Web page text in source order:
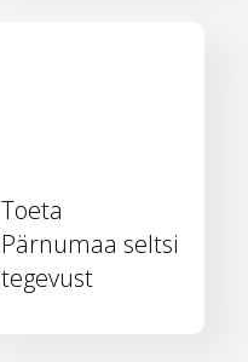
Toeta
Pärnumaa seltsi
tegevust